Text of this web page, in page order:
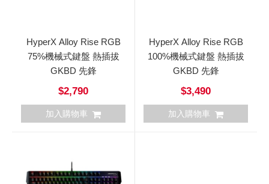
HyperX Alloy Rise RGB
75%機械式鍵盤 熱插拔
GKBD 先鋒
$2,790
加入購物車
HyperX Alloy Rise RGB
100%機械式鍵盤 熱插拔
GKBD 先鋒
$3,490
加入購物車